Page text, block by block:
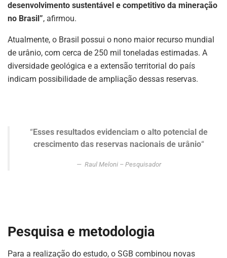
desenvolvimento sustentável e competitivo da mineração
no Brasil”, afirmou.
Atualmente, o Brasil possui o nono maior recurso mundial
de urânio, com cerca de 250 mil toneladas estimadas. A
diversidade geológica e a extensão territorial do país
indicam possibilidade de ampliação dessas reservas.
“Esses resultados evidenciam o alto potencial de
crescimento das reservas nacionais de urânio“
Raul Meloni – Pesquisador
Pesquisa e metodologia
Para a realização do estudo, o SGB combinou novas
Fique atualizado com as últimas
brasileiro.